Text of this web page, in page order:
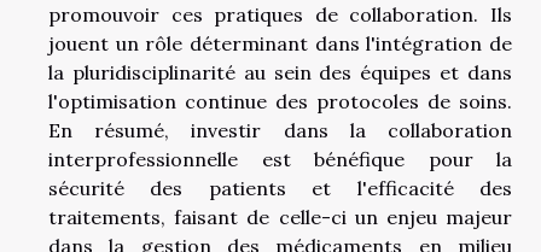
promouvoir ces pratiques de collaboration. Ils
jouent un rôle déterminant dans l'intégration de
la pluridisciplinarité au sein des équipes et dans
l'optimisation continue des protocoles de soins.
En résumé, investir dans la collaboration
interprofessionnelle est bénéfique pour la
sécurité des patients et l'efficacité des
traitements, faisant de celle-ci un enjeu majeur
dans la gestion des médicaments en milieu